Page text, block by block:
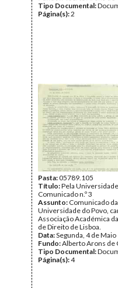
Tipo Documental:
Página(s):2
Pasta:05789.105
Título:Pela
Comunicado n.º 3
Assunto: Comunicado
Universidade do Povo,
Associação Académica
de Direito de Lisboa.
Data:Segunda, 4 de
Fundo:Alberto Arons de
Tipo Documental:
Página(s):4